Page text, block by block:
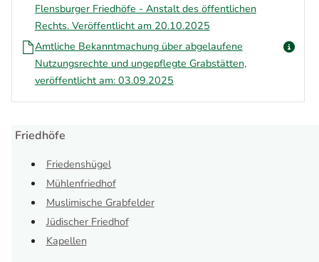
Friedhöfe
Friedenshügel
Mühlenfriedhof
Muslimische Grabfelder
Jüdischer Friedhof
Kapellen
Flensburger Friedhöfe - Anstalt des öffentlichen
Rechts. Veröffentlicht am 20.10.2025
Amtliche Bekanntmachung über abgelaufene
Nutzungsrechte und ungepflegte Grabstätten,
veröffentlicht am: 03.09.2025